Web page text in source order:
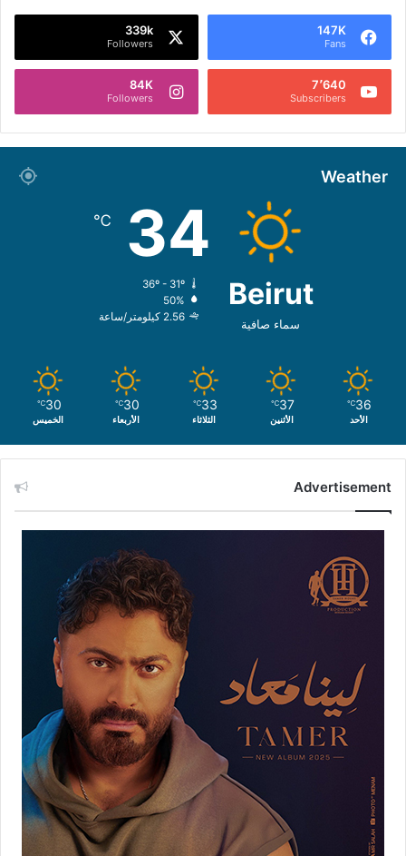
147K
Fans
339k
Followers
7٬640
Subscribers
84K
Followers
Weather
Beirut
سماء صافية
34
℃
36º - 31º
50%
2.56 كيلومتر/ساعة
36
℃
الأحد
37
℃
الأثنين
33
℃
الثلاثاء
30
℃
الأربعاء
30
℃
الخميس
Advertisement